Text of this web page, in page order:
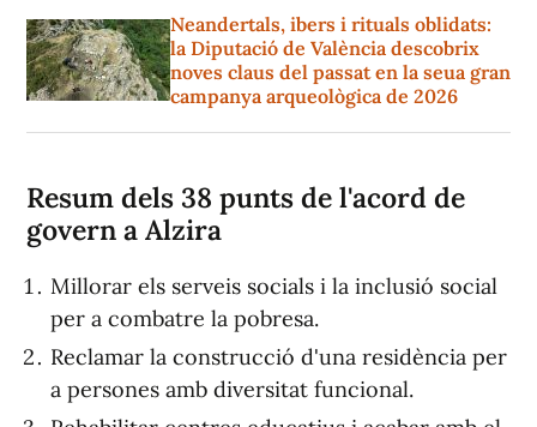
Neandertals, ibers i rituals oblidats:
la Diputació de València descobrix
noves claus del passat en la seua gran
campanya arqueològica de 2026
Resum dels 38 punts de l'acord de
govern a Alzira
Millorar els serveis socials i la inclusió social
per a combatre la pobresa.
Reclamar la construcció d'una residència per
a persones amb diversitat funcional.